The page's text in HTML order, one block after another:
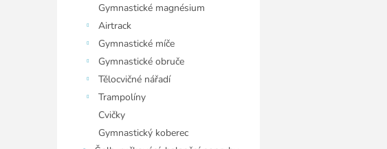
Gymnastické magnésium
Airtrack
Gymnastické míče
Gymnastické obruče
Tělocvičné nářadí
Trampolíny
Cvičky
Gymnastický koberec